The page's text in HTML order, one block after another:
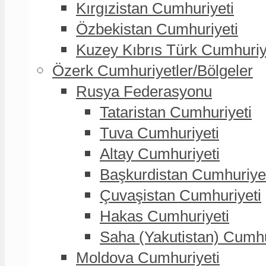
Kırgızistan Cumhuriyeti
Özbekistan Cumhuriyeti
Kuzey Kıbrıs Türk
Özerk Cumhuriyetler/Bölgeler
Rusya Federasyonu
Tataristan Cumhuriyeti
Tuva Cumhuriyeti
Altay Cumhuriyeti
Başkurdistan
Çuvaşistan Cumhuriyeti
Hakas Cumhuriyeti
Saha (Yakutistan)
Moldova Cumhuriyeti